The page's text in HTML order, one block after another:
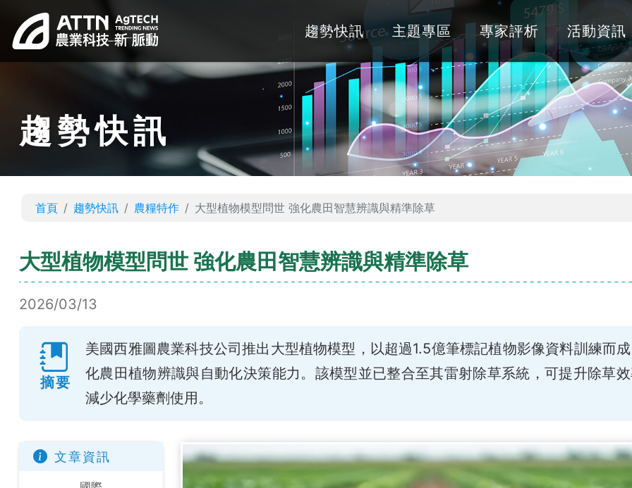
趨勢快訊 主題專區 專家評析 活動資訊
趨勢快訊
首頁 趨勢快訊 農糧特作 大型植物模型問世 強化農田智慧辨識與精準除草
大型植物模型問世 強化農田智慧辨識與精準除草
2026/03/13
摘要
美國西雅圖農業科技公司推出大型植物模型，以超過1.5億筆標記植物影像資料訓練而
化農田植物辨識與自動化決策能力。該模型並已整合至其雷射除草系統，可提升除草
減少化學藥劑使用。
文章資訊